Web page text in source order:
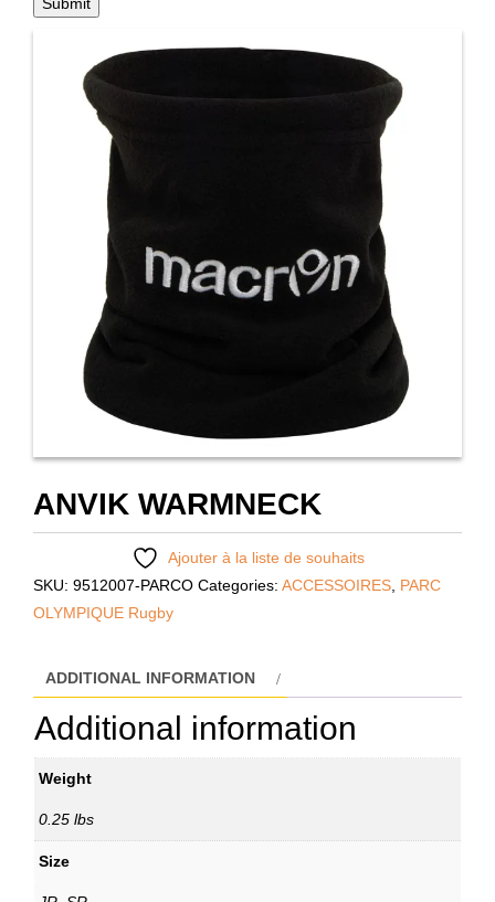
ANVIK WARMNECK
Ajouter à la liste de souhaits
SKU: 9512007-PARCO Categories: ACCESSOIRES, PARC
OLYMPIQUE Rugby
ADDITIONAL INFORMATION
Additional information
Weight
0.25 lbs
Size